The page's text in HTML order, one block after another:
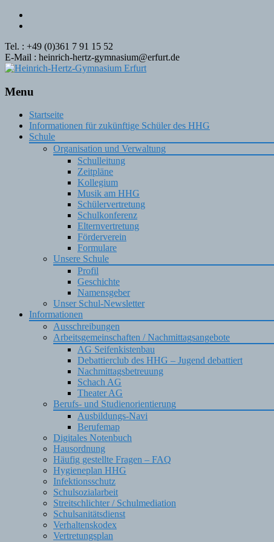
Tel. : +49 (0)361 7 91 15 52
E-Mail : heinrich-hertz-gymnasium@erfurt.de
Menu
Skip
content
Startseite
Informationen für zukünftige Schüler des HHG
Schule
Organisation und Verwaltung
Schulleitung
Zeitpläne
Kollegium
Musik am HHG
Schülervertretung
Schulkonferenz
Elternvertretung
Förderverein
Formulare
Unsere Schule
Profil
Geschichte
Namensgeber
Unser Schul-Newsletter
Informationen
Ausschreibungen
Arbeitsgemeinschaften / Nachmittagsangebote
AG Seifenkistenbau
Debattierclub des HHG – Jugend debattiert
Nachmittagsbetreuung
Schach AG
Theater AG
Berufs- und Studienorientierung
Ausbildungs-Navi
Berufemap
Digitales Notenbuch
Hausordnung
Häufig gestellte Fragen – FAQ
Hygieneplan HHG
Infektionsschutz
Schulsozialarbeit
Streitschlichter / Schulmediation
Schulsanitätsdienst
Verhaltenskodex
Vertretungsplan